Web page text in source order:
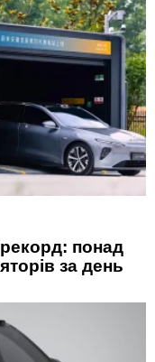
понад
за день